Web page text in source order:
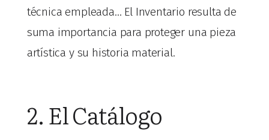
técnica empleada… El Inventario resulta de
suma importancia para proteger una pieza
artística y su historia material.
2. El Catálogo